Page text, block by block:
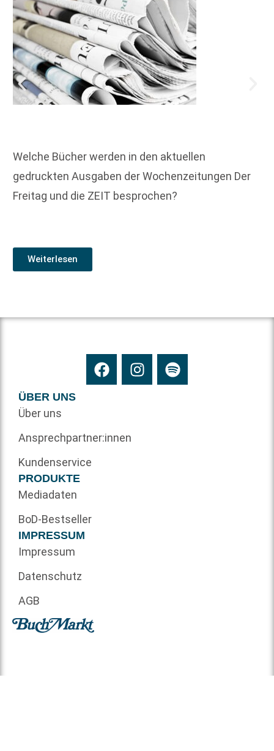
Welche Bücher werden in den aktuellen
gedruckten Ausgaben der Wochenzeitungen Der
Freitag und die ZEIT besprochen?
Weiterlesen
ÜBER UNS
Über uns
Ansprechpartner:innen
Kundenservice
PRODUKTE
Mediadaten
BoD-Bestseller
IMPRESSUM
Impressum
Datenschutz
AGB